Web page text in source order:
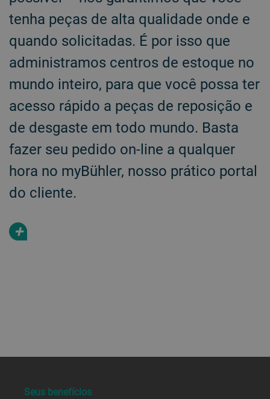
tenha peças de alta qualidade onde e
quando solicitadas. É por isso que
administramos centros de estoque no
mundo inteiro, para que você possa ter
acesso rápido a peças de reposição e
de desgaste em todo mundo. Basta
fazer seu pedido on-line a qualquer
hora no myBühler, nosso prático portal
do cliente.
+
a decorative background image
Seus benefícios